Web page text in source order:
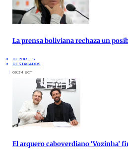
La prensa boliviana rechaza un
DEPORTES
DESTACADOS
09:34 ECT
El arquero caboverdiano ‘Vozinha’